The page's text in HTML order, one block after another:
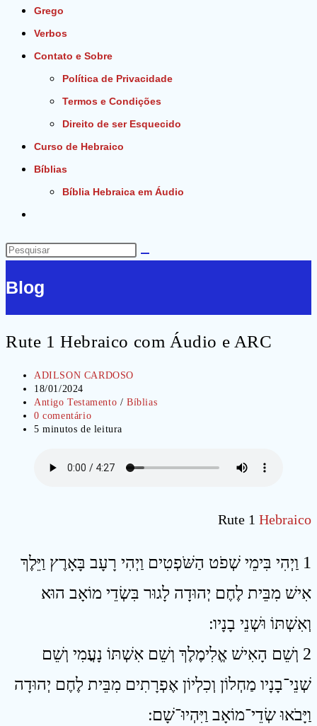
Grego
Verbos
Contato e Sobre
Política de Privacidade
Termos e Condições
Direito de ser Esquecido
Curso de Hebraico
Bíblias
Bíblia Hebraica em Áudio
do
site
Pesquisar
site
Blog
Rute 1 Hebraico com Áudio e ARC
Autor
do
post:
ADILSON CARDOSO
Post
publicado:
18/01/2024
Categoria
do
post:
Antigo Testamento / Bíblias
Comentários
do
0 comentário
Tempo
5 minutos de leitura
Rute 1 Hebraico
1 וַיְהִי בִּימֵי שְׁפֹט הַשֹּׁפְטִים וַיְהִי רָעָב בָּאָרֶץ וַיֵּלֶךְ
אִישׁ מִבֵּית לֶחֶם יְהוּדָה לָגוּר בִּשְׂדֵי מוֹאָב הוּא
וְאִשְׁתּוֹ וּשְׁנֵי בָנָיו ׃
2 וְשֵׁם הָאִישׁ אֱלִימֶלֶךְ וְשֵׁם אִשְׁתּוֹ נָעֳמִי וְשֵׁם
שְׁנֵי־בָנָיו מַחְלוֹן וְכִלְיוֹן אֶפְרָתִים מִבֵּית לֶחֶם יְהוּדָה
וַיָּבֹאוּ שְׂדֵי־מוֹאָב וַיִּהְיוּ־שָׁם ׃